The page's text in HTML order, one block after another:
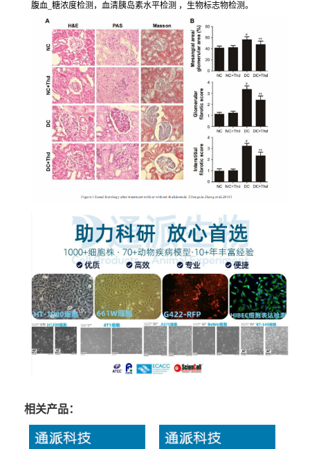
腹血_糖浓度检测，血清胰岛素水平检测 ，生物标志物检测。
相关产品：